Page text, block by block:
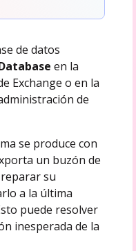
de datos
en la
Exchange o en la
de
se produce con
un buzón de
su
a la última
puede resolver
inesperada de la